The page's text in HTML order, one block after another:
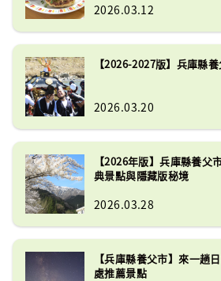
2026.03.12
【2026-2027版】兵庫縣
2026.03.20
【2026年版】兵庫縣養父
典景點與隱藏版秘境
2026.03.28
【兵庫縣養父市】來一趟
處推薦景點